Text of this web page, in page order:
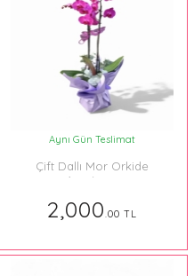
Aynı Gün Teslimat
Çift Dallı Mor Orkide
Aranjman
2,000.00 TL